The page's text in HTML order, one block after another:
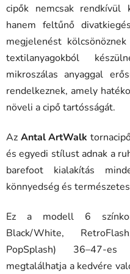
cipők nemcsak rendkívül
hanem feltűnő
megjelenést
textilanyagokból
mikroszálas anyaggal
rendelkeznek, amely
növeli a cipő tartósságát.
Az Antal ArtWalk
és egyedi stílust adnak a
barefoot kialakítás
könnyedség és
Ez a modell 6
Black/White,
PopSplash) 36–47-
megtalálhatja a kedvére